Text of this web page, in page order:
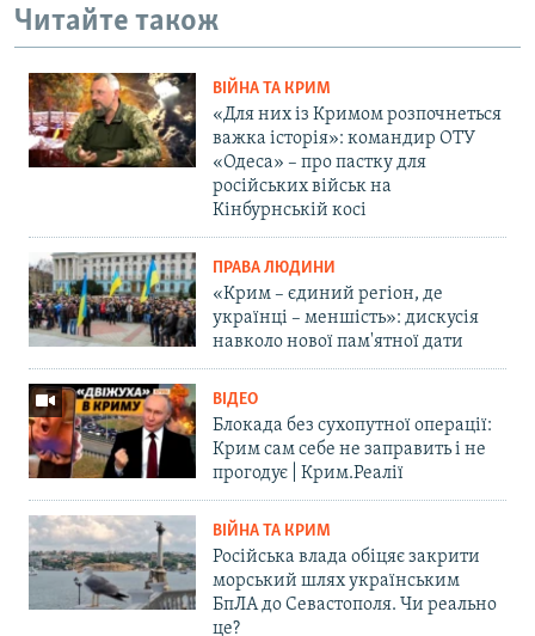
Читайте також
ВІЙНА ТА КРИМ
«Для них із Кримом розпочнеться
важка історія»: командир ОТУ
«Одеса» – про пастку для
російських військ на
Кінбурнській косі
ПРАВА ЛЮДИНИ
«Крим – єдиний регіон, де
українці – меншість»: дискусія
навколо нової пам'ятної дати
ВІДЕО
Блокада без сухопутної операції:
Крим сам себе не заправить і не
прогодує | Крим.Реалії
ВІЙНА ТА КРИМ
Російська влада обіцяє закрити
морський шлях українським
БпЛА до Севастополя. Чи реально
це?